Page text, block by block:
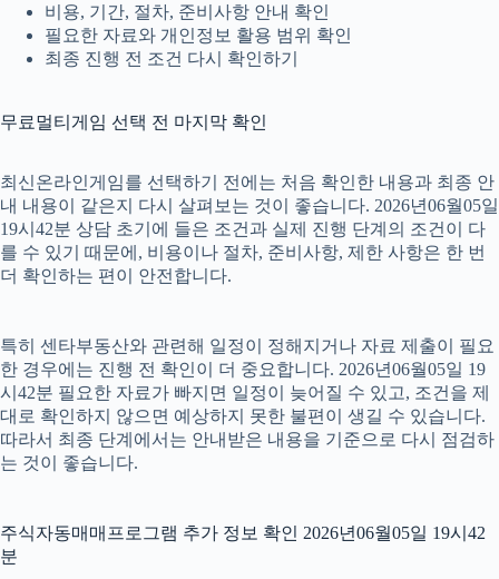
비용, 기간, 절차, 준비사항 안내 확인
필요한 자료와 개인정보 활용 범위 확인
최종 진행 전 조건 다시 확인하기
무료멀티게임 선택 전 마지막 확인
최신온라인게임를 선택하기 전에는 처음 확인한 내용과 최종 안
내 내용이 같은지 다시 살펴보는 것이 좋습니다. 2026년06월05일
19시42분 상담 초기에 들은 조건과 실제 진행 단계의 조건이 다
를 수 있기 때문에, 비용이나 절차, 준비사항, 제한 사항은 한 번
더 확인하는 편이 안전합니다.
특히 센타부동산와 관련해 일정이 정해지거나 자료 제출이 필요
한 경우에는 진행 전 확인이 더 중요합니다. 2026년06월05일 19
시42분 필요한 자료가 빠지면 일정이 늦어질 수 있고, 조건을 제
대로 확인하지 않으면 예상하지 못한 불편이 생길 수 있습니다.
따라서 최종 단계에서는 안내받은 내용을 기준으로 다시 점검하
는 것이 좋습니다.
주식자동매매프로그램 추가 정보 확인 2026년06월05일 19시42
분